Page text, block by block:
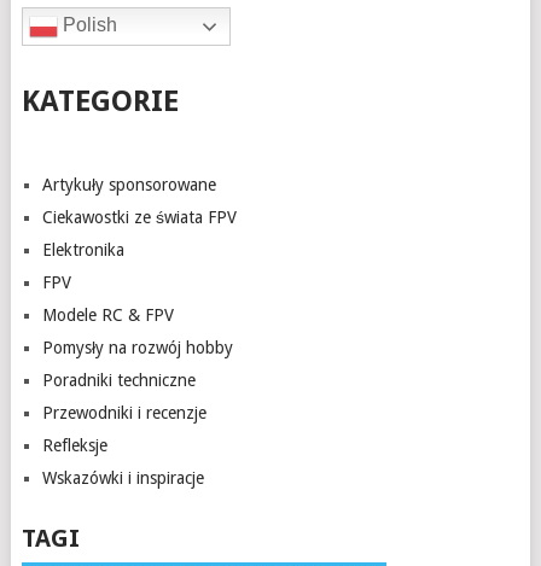
Polish
KATEGORIE
Artykuły sponsorowane
Ciekawostki ze świata FPV
Elektronika
FPV
Modele RC & FPV
Pomysły na rozwój hobby
Poradniki techniczne
Przewodniki i recenzje
Refleksje
Wskazówki i inspiracje
TAGI